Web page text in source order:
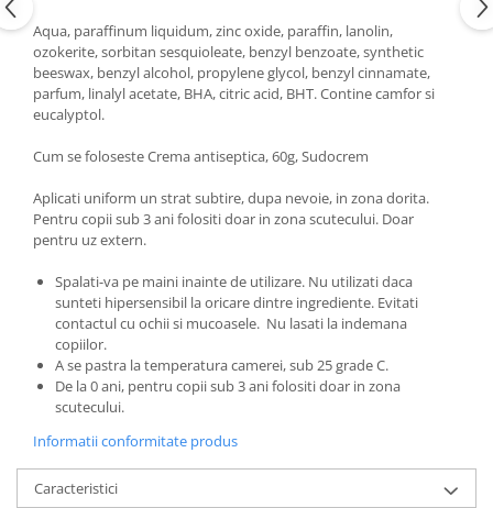
Aqua, paraffinum liquidum, zinc oxide, paraffin, lanolin,
ozokerite, sorbitan sesquioleate, benzyl benzoate, synthetic
beeswax, benzyl alcohol, propylene glycol, benzyl cinnamate,
parfum, linalyl acetate, BHA, citric acid, BHT. Contine camfor si
eucalyptol.
Cum se foloseste Crema antiseptica, 60g, Sudocrem
Aplicati uniform un strat subtire, dupa nevoie, in zona dorita.
Pentru copii sub 3 ani folositi doar in zona scutecului. Doar
pentru uz extern.
Spalati-va pe maini inainte de utilizare. Nu utilizati daca
sunteti hipersensibil la oricare dintre ingrediente. Evitati
contactul cu ochii si mucoasele. Nu lasati la indemana
copiilor.
A se pastra la temperatura camerei, sub 25 grade C.
De la 0 ani, pentru copii sub 3 ani folositi doar in zona
scutecului.
Informatii conformitate produs
Caracteristici